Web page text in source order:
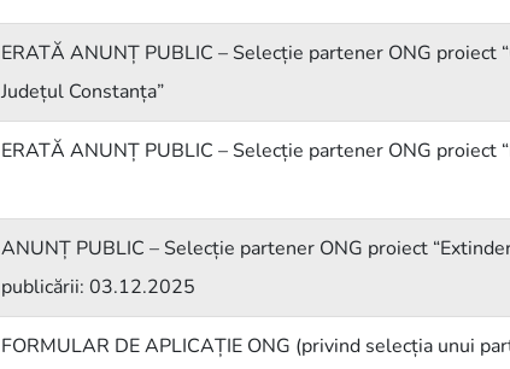
ERATĂ ANUNȚ PUBLIC – Selecție partener ONG
Județul Constanța”
ERATĂ ANUNȚ PUBLIC – Selecție partener ONG proiect
ANUNȚ PUBLIC – Selecție partener ONG proiect
publicării: 03.12.2025
FORMULAR DE APLICAȚIE ONG (privind selecția unui